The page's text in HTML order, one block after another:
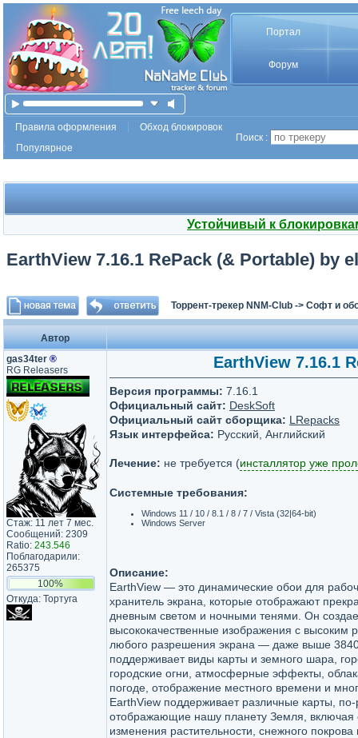
Портал
Форум
Правила оформления
Обход блокировок
Популярное
Поиск :
Устойчивый к
EarthView 7.16.1 RePack (& Portable) by
Торрент-трекер NNM-Club -> Софт и
Автор
gas34ter ®
RG Releasers
Стаж: 11 лет 7 мес.
Сообщений: 2309
Ratio: 243.546
Поблагодарили:
265375
100%
Откуда: Тортуга
EarthView 7.16.1
Версия программы: 7.16.1
Официальный сайт: DeskSoft
Официальный сайт сборщика: LRepacks
Язык интерфейса: Русский, Английский
Лечение: не требуется (инсталлятор уже
Системные требования:
Windows 11 / 10 / 8.1 / 8 / 7 / Vista (32|64-bit)
Windows Server
Описание:
EarthView — это динамические обои для
хранитель экрана, которые отображают
дневным светом и ночными тенями. Он
высококачественные изображения с высоким
любого разрешения экрана — даже выше
поддерживает виды карты и земного шара,
городские огни, атмосферные эффекты,
погоде, отображение местного времени и
EarthView поддерживает различные карты,
отображающие нашу планету Земля, включая
изменения растительности, снежного покрова